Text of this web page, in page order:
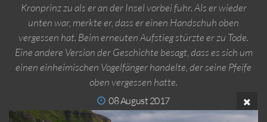
Kronprinz zu als er an der Insel vorbei fuhr. Als er wieder
unten war, merkte er, dass er einen Handschuh oben
vergessen hat. Beim erneuten Aufstieg stürzte er zu Tode.
Eine andere Version der Geschichte besagt, dass es sich um
einen einheimischen Vogelfänger handelte, der seine Pfeife
oben vergessen hatte.
08 August 2017